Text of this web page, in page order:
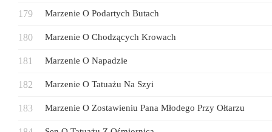
Marzenie O Podartych Butach
Marzenie O Chodzących Krowach
Marzenie O Napadzie
Marzenie O Tatuażu Na Szyi
Marzenie O Zostawieniu Pana Młodego Przy Ołtarzu